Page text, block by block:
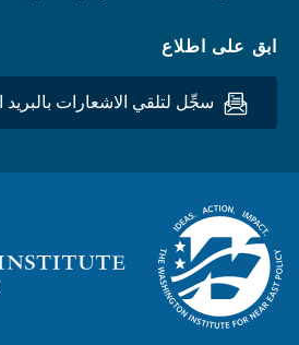
ابق على اطلاع
سجِّل لتلقي الاشعارات بالبريد
Homepage